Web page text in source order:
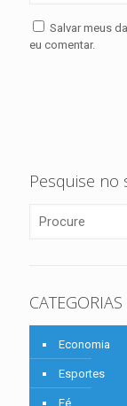
Salvar meus
eu comentar.
Pesquise no
CATEGORIAS
Economia
Esportes
Fé